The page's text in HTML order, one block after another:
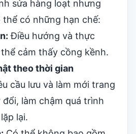
sửa hàng loạt nhưng
có những hạn chế:
Điều hướng và thực
cảm thấy cồng kềnh.
theo thời gian
cầu lưu và làm mới trang
làm chậm quá trình
lại.